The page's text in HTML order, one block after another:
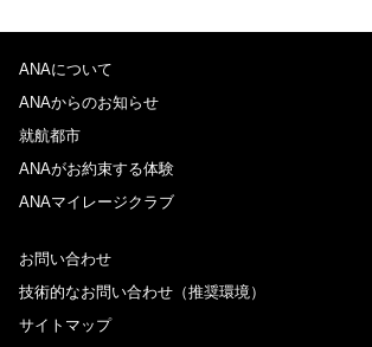
ANAについて
ANAからのお知らせ
就航都市
ANAがお約束する体験
ANAマイレージクラブ
お問い合わせ
技術的なお問い合わせ（推奨環境）
サイトマップ